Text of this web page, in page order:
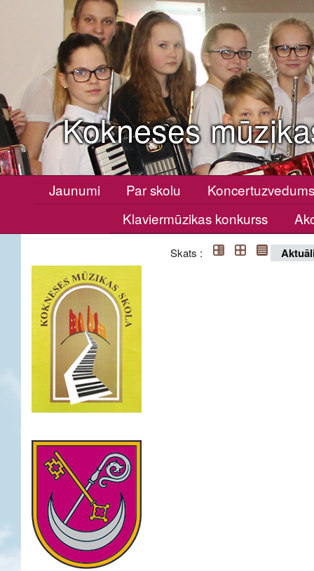
Kokneses
Jaunumi Par skolu
Klaviermūzikas konkurss
Skats :